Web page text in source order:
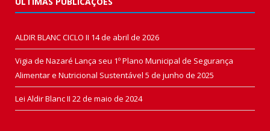
ALDIR BLANC CICLO II 14 de abril de 2026
Vigia de Nazaré Lança seu 1º Plano Municipal de Segurança
Alimentar e Nutricional Sustentável 5 de junho de 2025
Lei Aldir Blanc II 22 de maio de 2024